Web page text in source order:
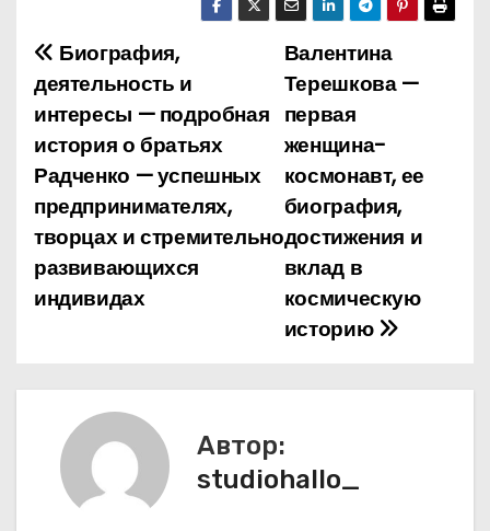
Н
а
в
и
г
а
и
Валентина
Терешкова —
первая
женщина-
космонавт, ее
биография,
достижения и
вклад в
космическую
историю
Биография,
деятельность и
интересы — подробная
история о братьях
Радченко — успешных
предпринимателях,
творцах и стремительно
развивающихся
индивидах
Автор:
studiohallo_